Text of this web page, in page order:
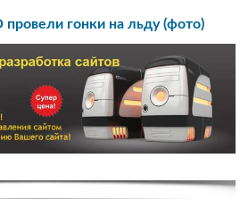
гонки на льду (фото)